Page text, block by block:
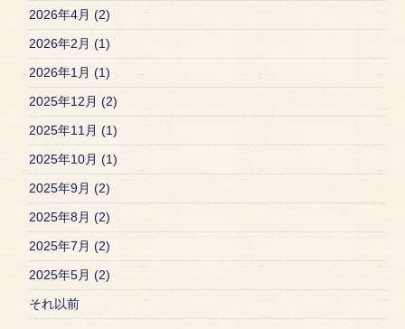
2026年4月 (2)
2026年2月 (1)
2026年1月 (1)
2025年12月 (2)
2025年11月 (1)
2025年10月 (1)
2025年9月 (2)
2025年8月 (2)
2025年7月 (2)
2025年5月 (2)
それ以前